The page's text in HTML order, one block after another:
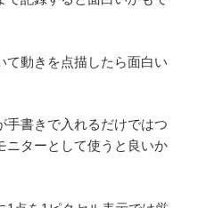
て動きを点描したら面白い
手書きで入れるだけではつ
ニターとして使うと良いか